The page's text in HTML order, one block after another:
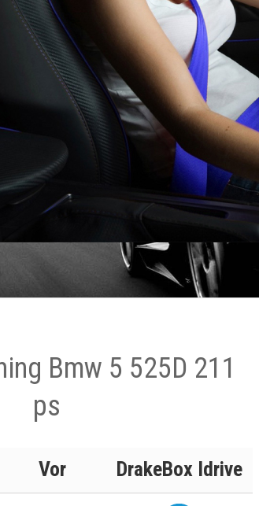
Bmw 5 525D 211
ps
Vor DrakeBox Idrive